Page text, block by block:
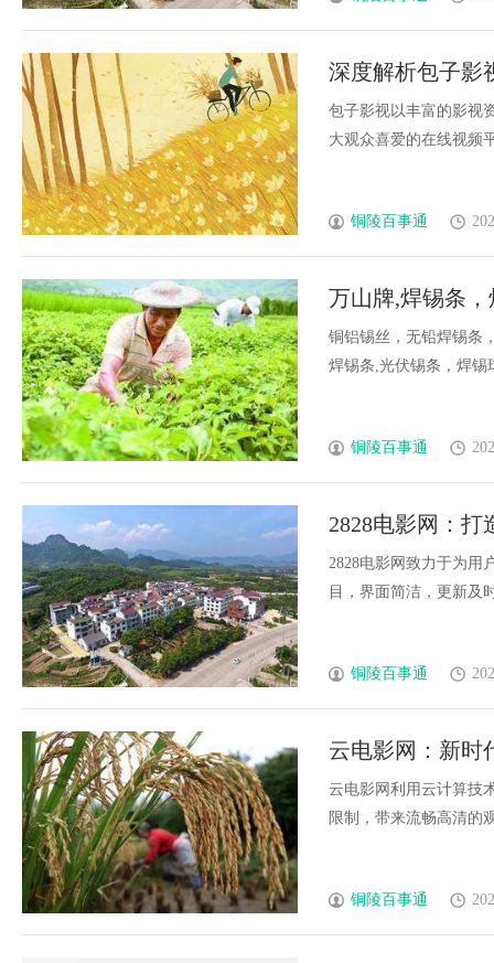
深度解析包子影
包子影视以丰富的影视
大观众喜爱的在线视频
铜陵百事通
万山牌,焊锡条
球、铜铝锡丝，
铜铝锡丝，无铅焊锡条
焊锡条,光伏锡条，焊锡
铜陵百事通
2828电影网：
2828电影网致力于为用
目，界面简洁，更新及
铜陵百事通
云电影网：新时
云电影网利用云计算技
限制，带来流畅高清的
铜陵百事通